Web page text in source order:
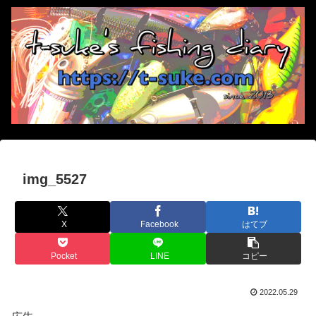
img_5527
X Facebook はてブ
Pocket LINE コピー
2022.05.29